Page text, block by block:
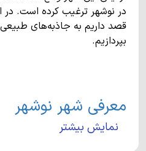
در نوشهر ترغیب کرده است.
قصد داریم به جاذبه‌های
بپردازیم.
معرفی شهر نوشهر
بندر نوشهر در غرب استان
نمایش بیشتر